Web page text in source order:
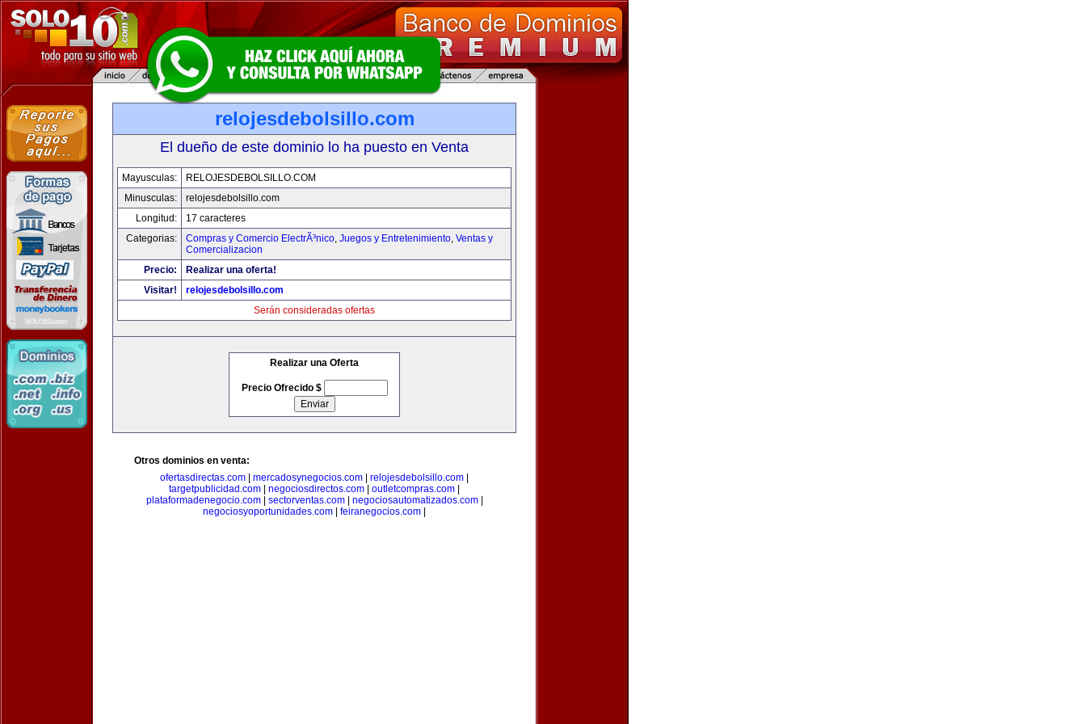
relojesdebolsillo.com
El dueño de este dominio lo ha puesto en Venta
Mayusculas:
RELOJESDEBOLSILLO.COM
Minusculas:
relojesdebolsillo.com
Longitud:
17 caracteres
Categorias:
Compras y Comercio ElectrÃ³nico, Juegos y Entretenimiento, Ventas y
Comercializacion
Precio:
Realizar una oferta!
Visitar!
relojesdebolsillo.com
Serán consideradas ofertas
Realizar una Oferta
Precio Ofrecido $
Otros dominios en venta:
ofertasdirectas.com
mercadosynegocios.com relojesdebolsillo.com
targetpublicidad.com
negociosdirectos.com outletcompras.com
plataformadenegocio.com| sectorventas.com| negociosautomatizados.com|
negociosyoportunidades.com
feiranegocios.com